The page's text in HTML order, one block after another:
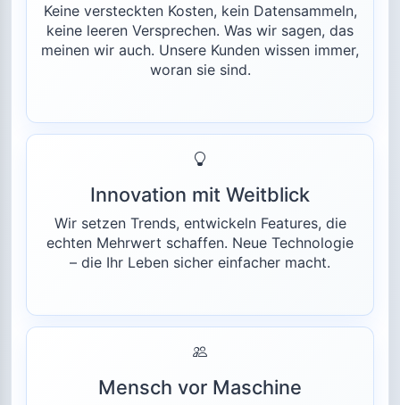
Keine versteckten Kosten, kein Datensammeln,
keine leeren Versprechen. Was wir sagen, das
meinen wir auch. Unsere Kunden wissen immer,
woran sie sind.
Innovation mit Weitblick
Wir setzen Trends, entwickeln Features, die
echten Mehrwert schaffen. Neue Technologie
– die Ihr Leben sicher einfacher macht.
Mensch vor Maschine